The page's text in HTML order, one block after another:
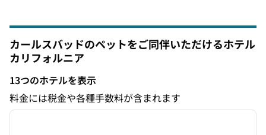
カールスバッドのペットをご同伴いただけるホテル
カリフォルニア
13つのホテルを表示
13つのホテルを表示
料金には税金や各種手数料が含まれます
1/12
次の